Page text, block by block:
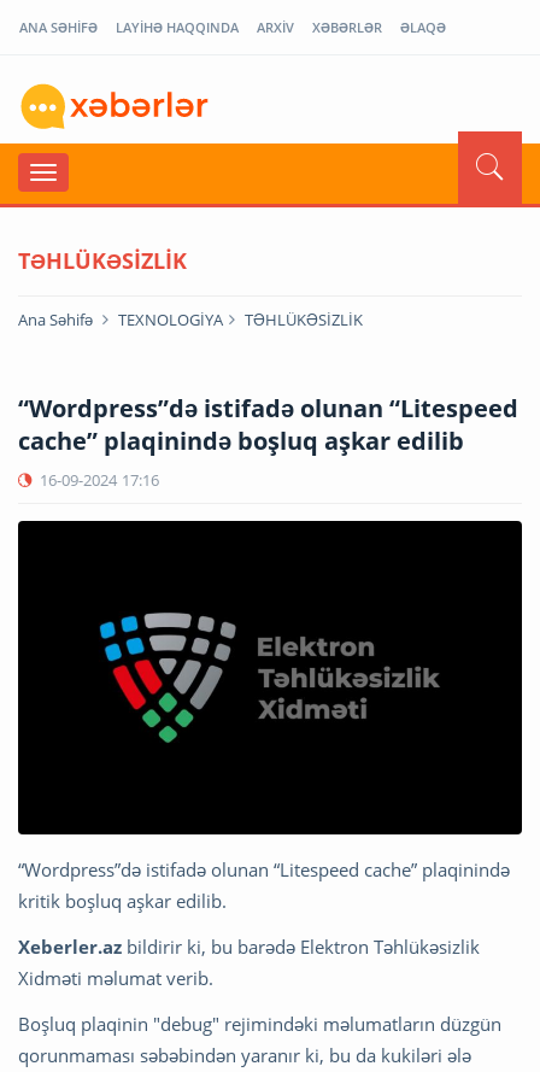
ANA SƏHİFƏ LAYİHƏ HAQQINDA ARXİV XƏBƏRLƏR ƏLAQƏ
TƏHLÜKƏSİZLİK
Ana Səhifə TEXNOLOGİYA TƏHLÜKƏSİZLİK
“Wordpress”də istifadə olunan “Litespeed
cache” plaqinində boşluq aşkar edilib
16-09-2024 17:16
“Wordpress”də istifadə olunan “Litespeed cache” plaqinində
kritik boşluq aşkar edilib.
Xeberler.az bildirir ki, bu barədə Elektron Təhlükəsizlik
Xidməti məlumat verib.
Boşluq plaqinin "debug" rejimindəki məlumatların düzgün
qorunmaması səbəbindən yaranır ki, bu da kukiləri ələ